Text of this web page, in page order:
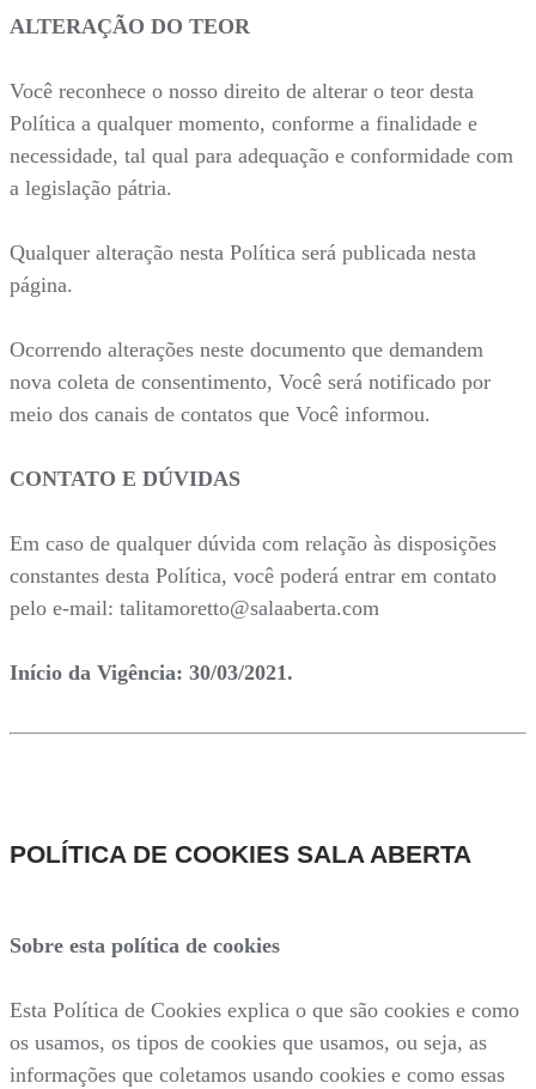
ALTERAÇÃO DO TEOR
Você reconhece o nosso direito de alterar o teor desta
Política a qualquer momento, conforme a finalidade e
necessidade, tal qual para adequação e conformidade com
a legislação pátria.
Qualquer alteração nesta Política será publicada nesta
página.
Ocorrendo alterações neste documento que demandem
nova coleta de consentimento, Você será notificado por
meio dos canais de contatos que Você informou.
CONTATO E DÚVIDAS
Em caso de qualquer dúvida com relação às disposições
constantes desta Política, você poderá entrar em contato
pelo e-mail: talitamoretto@salaaberta.com
Início da Vigência: 30/03/2021.
POLÍTICA DE COOKIES SALA ABERTA
Sobre esta política de cookies
Esta Política de Cookies explica o que são cookies e como
os usamos, os tipos de cookies que usamos, ou seja, as
informações que coletamos usando cookies e como essas